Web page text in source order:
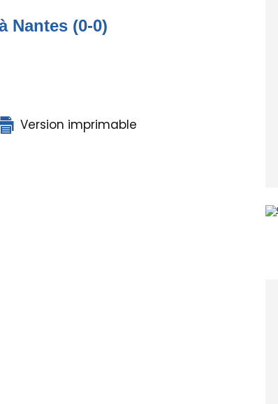
Nantes (0-0)
Version imprimable